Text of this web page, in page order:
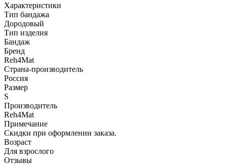
Характеристики
Тип бандажа
Дородовый
Тип изделия
Бандаж
Бренд
Reh4Mat
Страна-производитель
Россия
Размер
S
Производитель
Reh4Mat
Примечание
Скидки при оформлении заказа.
Возраст
Для взрослого
Отзывы